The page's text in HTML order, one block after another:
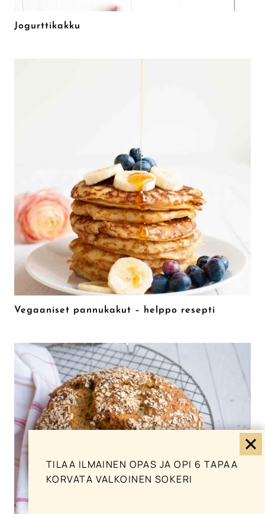
Jogurttikakku
Vegaaniset pannukakut – helppo resepti
TILAA ILMAINEN OPAS JA OPI 6 TAPAA
KORVATA VALKOINEN SOKERI